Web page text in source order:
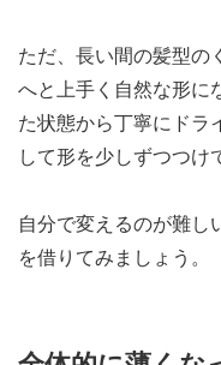
ただ、長い間の髪型の
へと上手く自然な形に
た状態から丁寧にドラ
して形を少しずつつけ
自分で変えるのが難し
を借りてみましょう。